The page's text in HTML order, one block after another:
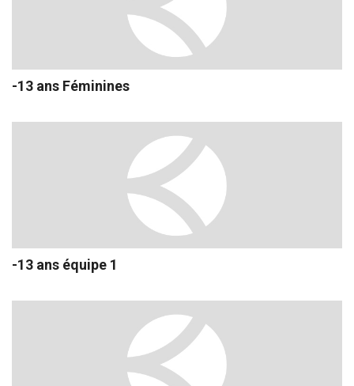
-13 ans Féminines
-13 ans équipe 1